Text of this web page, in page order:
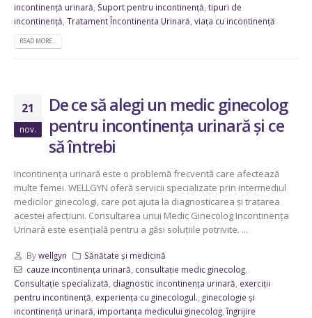
incontinență urinară Suport pentru incontinență tipuri de
incontinență Tratament Încontinenta Urinară viața cu incontinență
READ MORE...
21
nov.
De ce să alegi un medic ginecolog
pentru incontinența urinară și ce
să întrebi
Incontinența urinară este o problemă frecventă care afectează
multe femei. WELLGYN oferă servicii specializate prin intermediul
medicilor ginecologi, care pot ajuta la diagnosticarea și tratarea
acestei afecțiuni. Consultarea unui Medic Ginecolog Incontinența
Urinară este esențială pentru a găsi soluțiile potrivite. ...
Bywellgyn
Sănătate și medicină
cauze incontinența urinară consultație medic ginecolog,
Consultație specializată diagnostic incontinența urinară exerciții
pentru incontinență experiența cu ginecologul. ginecologie și
incontinență urinară importanța medicului ginecolog ,îngrijire